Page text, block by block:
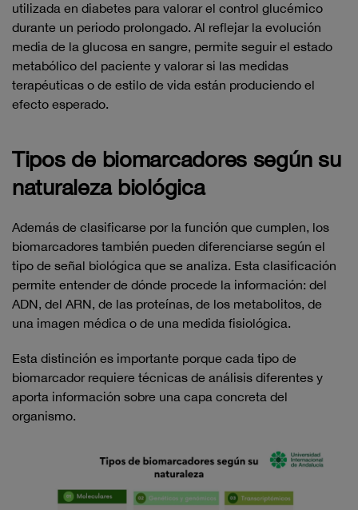
utilizada en diabetes para valorar el control glucémico
durante un periodo prolongado. Al reflejar la evolución
media de la glucosa en sangre, permite seguir el estado
metabólico del paciente y valorar si las medidas
terapéuticas o de estilo de vida están produciendo el
efecto esperado.
Tipos de biomarcadores según su
naturaleza biológica
Además de clasificarse por la función que cumplen, los
biomarcadores también pueden diferenciarse según el
tipo de señal biológica que se analiza. Esta clasificación
permite entender de dónde procede la información: del
ADN, del ARN, de las proteínas, de los metabolitos, de
una imagen médica o de una medida fisiológica.
Esta distinción es importante porque cada tipo de
biomarcador requiere técnicas de análisis diferentes y
aporta información sobre una capa concreta del
organismo.